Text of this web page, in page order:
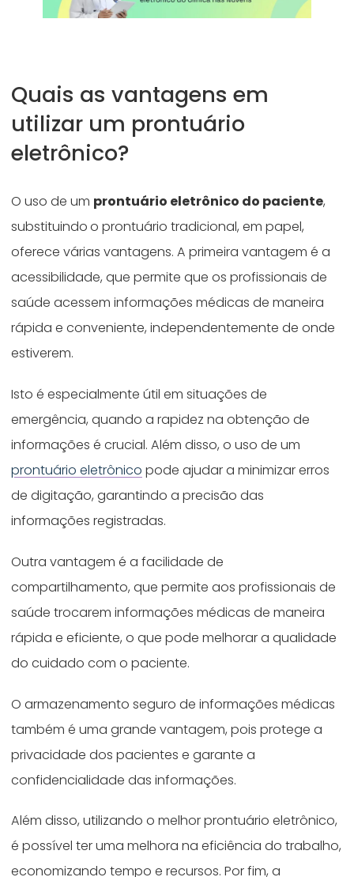
Quais as vantagens em
utilizar um prontuário
eletrônico?
O uso de um prontuário eletrônico do paciente,
substituindoo prontuário tradicional, em papel,
oferece várias vantagens. A primeira vantagem é a
acessibilidade, que permite que os profissionais de
saúde acessem informações médicas de maneira
rápida e conveniente, independentemente de onde
estiverem.
Isto é especialmente útil em situações de
emergência, quando a rapidez na obtenção de
informações é crucial. Além disso, o uso de um
prontuário eletrônico pode ajudar a minimizar erros
de digitação, garantindo a precisão das
informações registradas.
Outra vantagem é a facilidade de
compartilhamento, que permite aos profissionais de
saúde trocarem informações médicas de maneira
rápida e eficiente, o que pode melhorar a qualidade
do cuidado com o paciente.
O armazenamento seguro de informações médicas
também é uma grande vantagem, pois protege a
privacidade dos pacientes e garante a
confidencialidade das informações.
Além disso, utilizando o melhor prontuário eletrônico,
é possível ter uma melhora na eficiência do trabalho,
economizando tempo e recursos. Por fim, a